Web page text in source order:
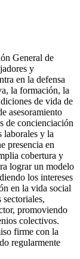
General de
y
en la defensa
la formación, la
de vida de
asesoramiento
de concienciación
laborales y la
presencia en
cobertura y
lograr un modelo
los intereses
en la vida social
promoviendo
colectivos.
firme con la
regularmente